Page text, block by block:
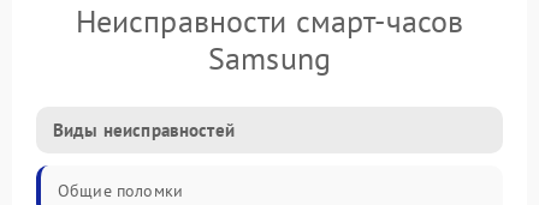
Неисправности смарт-часов
Samsung
Виды неисправностей
Общие поломки